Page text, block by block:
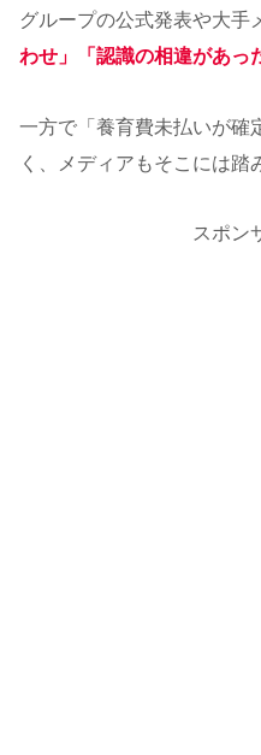
グループの公式発表や大手
わせ」「認識の相違があっ
一方で「養育費未払いが確
く、メディアもそこには踏
スポン